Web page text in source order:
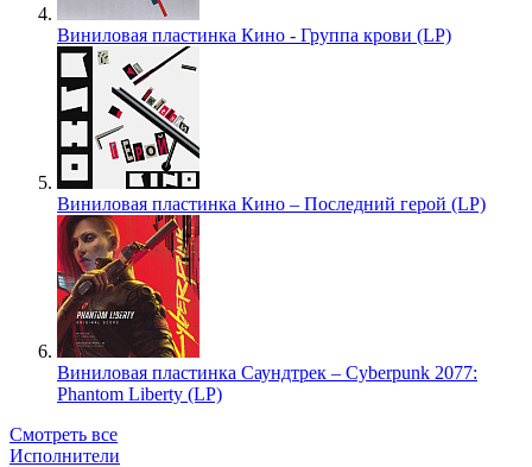
Виниловая пластинка Кино - Группа крови (LP)
Виниловая пластинка Кино – Последний герой (LP)
Виниловая пластинка Саундтрек – Cyberpunk 2077:
Phantom Liberty (LP)
Смотреть все
Исполнители